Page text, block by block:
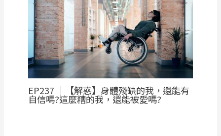
EP237 ｜【解惑】身體殘缺的我，還能有
自信嗎?這麼糟的我，還能被愛嗎?